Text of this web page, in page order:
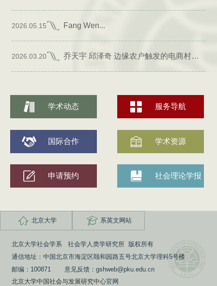
2026.05.15 Fang Wen...
2026.03.20 乔天宇 邱泽奇 边缘农户触发的电商村形成
学术动态 服务导航
国际合作 学术资源
申请预约 社会理论学报
北京大学 系英文网站
北京大学社会学系 社会学人类学研究所 版权所有
通信地址：中国北京市海淀区颐和园路五号北京大学理科5号楼
邮编：100871 意见反馈：gshweb@pku.edu.cn
北京大学中国社会与发展研究中心官网